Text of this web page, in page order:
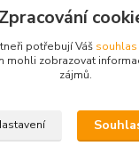
Zpracování
potřebují Váš souhlas
mohli zobrazovat
zájmů.